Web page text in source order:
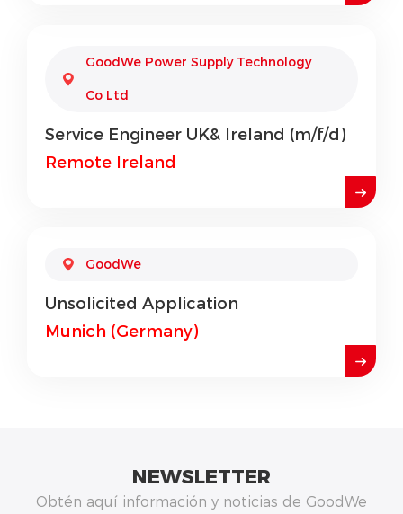
GoodWe Power Supply Technology
Co Ltd
Service Engineer UK& Ireland (m/f/d)
Remote Ireland
GoodWe
Unsolicited Application
Munich (Germany)
NEWSLETTER
Obtén aquí información y noticias de GoodWe